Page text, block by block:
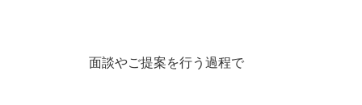
面談やご提案を行う過程で